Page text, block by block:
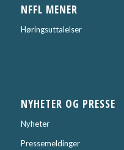
NFFL MENER
Høringsuttalelser
NYHETER OG PRESSE
Nyheter
Pressemeldinger